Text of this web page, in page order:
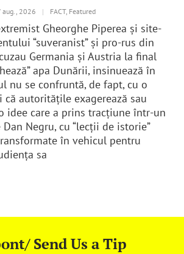
aug., 2026 | FACT, Featured
Gheorghe Piperea și site-
“suveranist” și pro-rus din
Germania și Austria la final
apa Dunării, insinuează în
nu se confruntă, de fapt, cu o
autoritățile exagerează sau
idee care a prins tracțiune într-un
Negru, cu “lecții de istorie”
în vehicul pentru
sa
Send Us a Tip